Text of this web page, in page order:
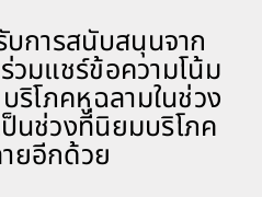
บการสนับสนุนจาก
วมแชร์ข้อความโน้ม
ริโภคหูฉลามในช่วง
นช่วงที่นิยมบริโภค
ยอีกด้วย